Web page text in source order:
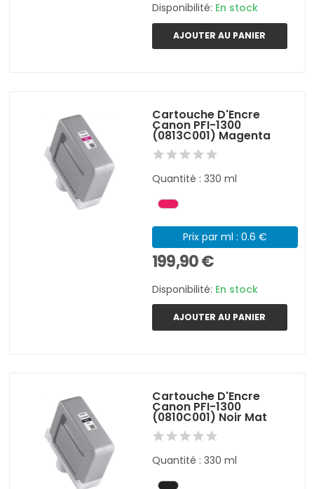
Disponibilité: En stock
AJOUTER AU PANIER
Cartouche D'Encre
Canon PFI-1300
(0813C001) Magenta
Quantité : 330 ml
Prix par ml : 0.6 €
199,90 €
Disponibilité: En stock
AJOUTER AU PANIER
Cartouche D'Encre
Canon PFI-1300
(0810C001) Noir Mat
Quantité : 330 ml